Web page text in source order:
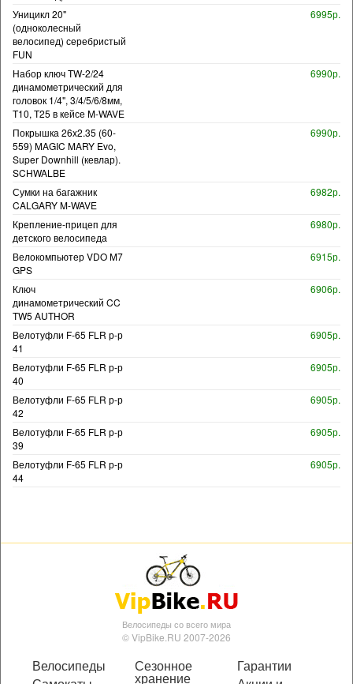
Уницикл 20"
(одноколесный
велосипед) серебристый
FUN
6995р.
Набор ключ TW-2/24
динамометрический для
головок 1/4", 3/4/5/6/8мм,
T10, T25 в кейсе M-WAVE
6990р.
Покрышка 26x2.35 (60-
559) MAGIC MARY Evo,
Super Downhill (кевлар).
SCHWALBE
6990р.
Сумки на багажник
CALGARY M-WAVE
6982р.
Крепление-прицеп для
детского велосипеда
6980р.
Велокомпьютер VDO M7
GPS
6915р.
Ключ
динамометрический CC
TW5 AUTHOR
6906р.
Велотуфли F-65 FLR р-р
41
6905р.
Велотуфли F-65 FLR р-р
40
6905р.
Велотуфли F-65 FLR р-р
42
6905р.
Велотуфли F-65 FLR р-р
39
6905р.
Велотуфли F-65 FLR р-р
44
6905р.
Велосипеды со всего мира
© VipBike.RU 2007-2026
Велосипеды
Сезонное
хранение
Гарантии